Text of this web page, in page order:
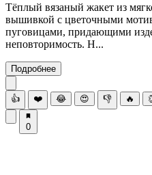
Тёплый вязаный жакет из
вышивкой с цветочными
пуговицами, придающими
неповторимость. Н...
Подробнее
👍 ❤️ 😂 😍 👎 🔥
0